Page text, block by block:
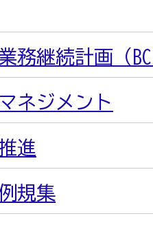
務継続計画（
ネジメント
進
規集